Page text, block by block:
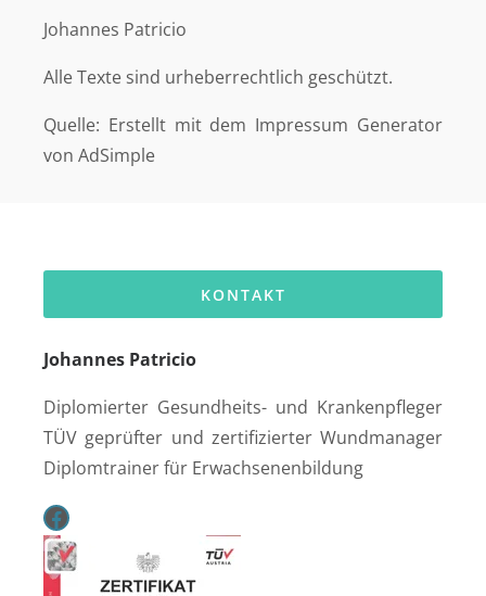
Johannes Patricio
Alle Texte sind urheberrechtlich geschützt.
Quelle: Erstellt mit dem Impressum Generator
von AdSimple
KONTAKT
Johannes Patricio
Diplomierter Gesundheits- und Krankenpfleger
TÜV geprüfter und zertifizierter Wundmanager
Diplomtrainer für Erwachsenenbildung
Facebook